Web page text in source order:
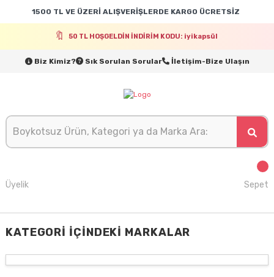
1500 TL VE ÜZERİ ALIŞVERİŞLERDE KARGO ÜCRETSİZ
50 TL HOŞGELDİN İNDİRİM KODU: iyikapsül
Biz Kimiz? Sık Sorulan Sorular İletişim-Bize Ulaşın
Üyelik Sepet
KATEGORI İÇINDEKI MARKALAR